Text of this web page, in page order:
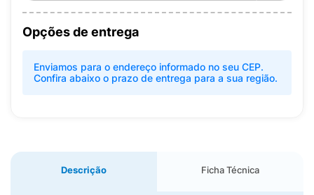
Opções de entrega
Enviamos para o endereço informado no seu CEP.
Confira abaixo o prazo de entrega para a sua região.
Descrição Ficha Técnica